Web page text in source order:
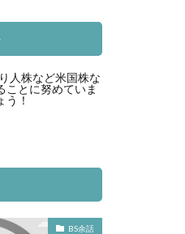
人株など米国株な
ことに努めていま
！
BS余話